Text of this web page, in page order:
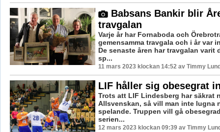
Babsans Bankir blir
travgalan
Varje år har Fornaboda och
gemensamma travgala och i år var
De senaste åren har travgalan varit
sp...
11 mars 2023 klockan 14:52 av Timmy
LIF håller sig obesegrat
Trots att LIF Lindesberg har säkrat
Allsvenskan, så vill man inte lugna
spelande. Truppen vill gå
serien...
12 mars 2023 klockan 09:39 av Timmy